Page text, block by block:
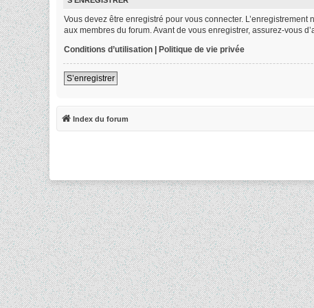
Vous devez être enregistré pour vous connecter.
aux membres du forum. Avant de vous enregistrer, assurez-vous
Conditions d’utilisation | Politique de vie privée
S’enregistrer
Index du forum